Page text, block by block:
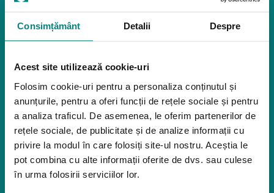
Consimțământ Detalii Despre
Acest site utilizează cookie-uri
Folosim cookie-uri pentru a personaliza conținutul și
anunțurile, pentru a oferi funcții de rețele sociale și pentru
a analiza traficul. De asemenea, le oferim partenerilor de
rețele sociale, de publicitate și de analize informații cu
privire la modul în care folosiți site-ul nostru. Aceștia le
pot combina cu alte informații oferite de dvs. sau culese
în urma folosirii serviciilor lor.
Pozitionare
Igiena
Mostre
Dispozitive pentru urcarea scărilor
Rampe pentru scaune cu rotile
Bare de prindere și mânere de baie
Închiriere platforme șenilate
Închiriere rampe acces
Produse pentru adulţi
Apnee în somn
Orteze